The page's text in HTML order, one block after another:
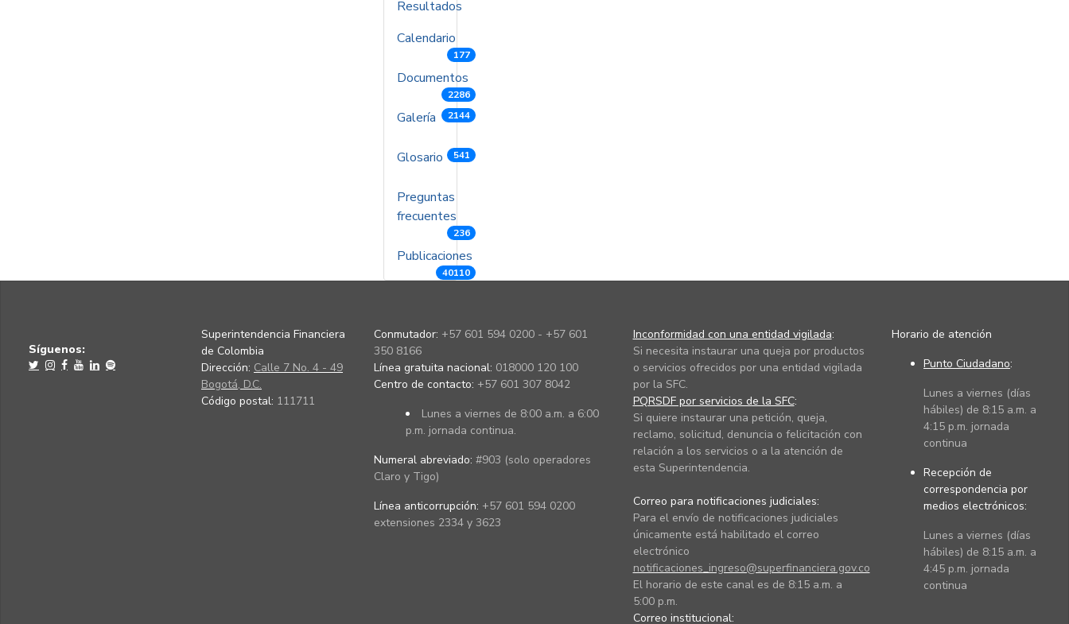
Resultados
Calendario
177
Documentos
2286
Galería 2144
Glosario 541
Preguntas
frecuentes
236
Publicaciones
40110
Síguenos:
Superintendencia Financiera
de Colombia
Dirección: Calle 7 No. 4 - 49
Bogotá, D.C.
Código postal: 111711
Conmutador: +57 601 594 0200 - +57 601
350 8166
Línea gratuita nacional: 018000 120 100
Centro de contacto: +57 601 307 8042
Lunes a viernes de 8:00 a.m. a 6:00
p.m. jornada continua.
Numeral abreviado: #903 (solo operadores
Claro y Tigo)
Línea anticorrupción: +57 601 594 0200
extensiones 2334 y 3623
Inconformidad con una entidad vigilada:
Si necesita instaurar una queja por productos
o servicios ofrecidos por una entidad vigilada
por la SFC.
PQRSDF por servicios de la SFC:
Si quiere instaurar una petición, queja,
reclamo, solicitud, denuncia o felicitación con
relación a los servicios o a la atención de
esta Superintendencia.
Correo para notificaciones judiciales:
Para el envío de notificaciones judiciales
únicamente está habilitado el correo
electrónico
notificaciones_ingreso@superfinanciera.gov.co
El horario de este canal es de 8:15 a.m. a
5:00 p.m.
Correo institucional:
Horario de atención
Punto Ciudadano:
Lunes a viernes (días
hábiles) de 8:15 a.m. a
4:15 p.m. jornada
continua
Recepción de
correspondencia por
medios electrónicos:
Lunes a viernes (días
hábiles) de 8:15 a.m. a
4:45 p.m. jornada
continua